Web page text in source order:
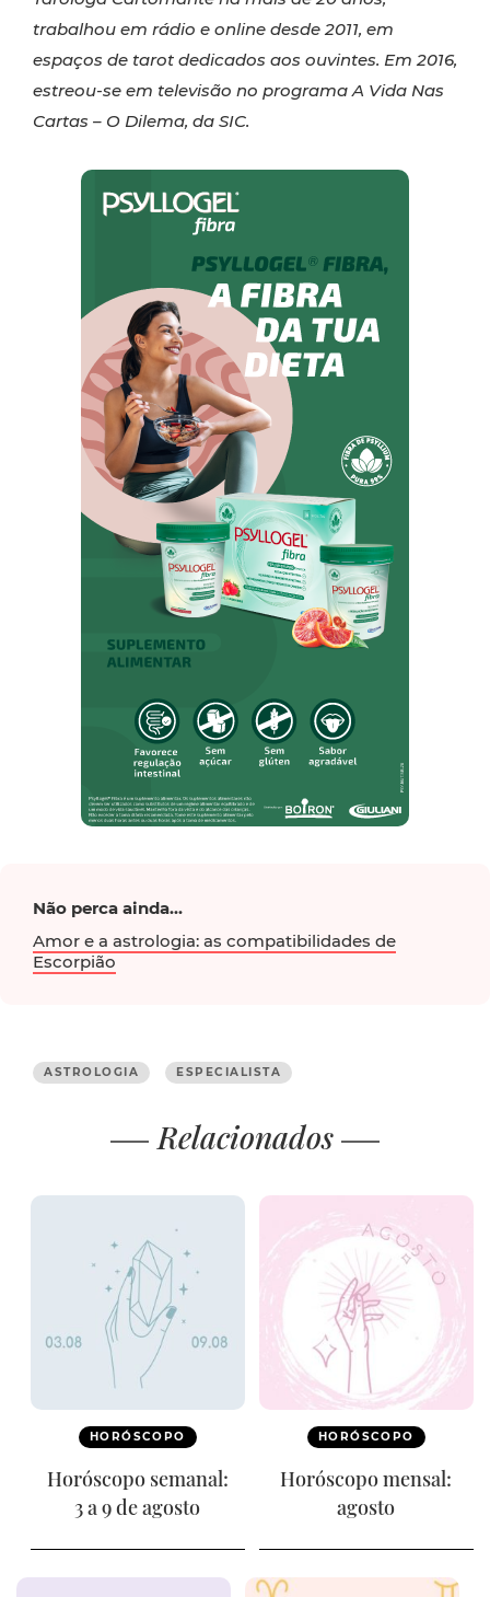
trabalhou em rádio e online desde 2011, em
espaços de tarot dedicados aos ouvintes. Em 2016,
estreou-se em televisão no programa A Vida Nas
Cartas – O Dilema, da SIC.
Não perca ainda...
Amor e a astrologia: as compatibilidades de
Escorpião
ASTROLOGIA ESPECIALISTA
Relacionados
HORÓSCOPO
Horóscopo semanal:
3 a 9 de agosto
HORÓSCOPO
Horóscopo mensal:
agosto